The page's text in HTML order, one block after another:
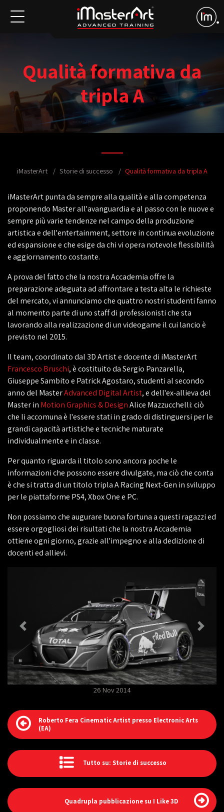
Qualità formativa da
tripla A
iMasterArt Storie di successo Qualità formativa da tripla A
iMasterArt punta da sempre alla qualità e alla competenza
proponendo Master all'avanguardia e al passo con le nuove e
sempre più varie tendenze nel campo della produzione
artistica e dell'entertainment, settore in continua evoluzione
ed espansione e che esige da chi vi opera notevole flessibilità
e aggiornamento costante.
A prova del fatto che la nostra Accademia offre la
preparazione adeguata ad affrontare a testa alta le richieste
del mercato, vi annunciamo che quattro nostri studenti fanno
al momento parte di uno staff di professionisti che sta
lavorando alla realizzazione di un videogame il cui lancio è
previsto nel 2015.
Il team, coordinato dal 3D Artist e docente di iMasterArt
Francesco Bruschi, è costituito da Sergio Panzarella,
Giuseppe Sambito e Patrick Agostaro, studenti al secondo
anno del MasterAdvanced Digital Artist, e dell'ex-allieva del
Master in Motion Graphics & DesignAlice Mazzucchelli: ciò
che li accomuna è l'essere stati in grado di distinguersi per le
grandi capacità artistiche e tecniche maturate
individualmente e in classe.
Per quanto riguarda il titolo sono ancora poche le
informazioni che possono essere divulgate, ma ciò che conta
è che si tratta di un titolo tripla A Racing Next-Gen in sviluppo
per le piattaforme PS4, Xbox One e PC.
Non possiamo che augurare buona fortuna a questi ragazzi ed
essere orgogliosi dei risultati che la nostra Accademia
ottiene ogni giorno, grazie all'impegno e alla dedizione di
docenti ed allievi.
26 Nov 2014
Roberto Fera Cinematic Artist presso Electronic Arts
(EA)
Tutto su: Storie di successo
Quadrupla pubblicazione su I Like 3D